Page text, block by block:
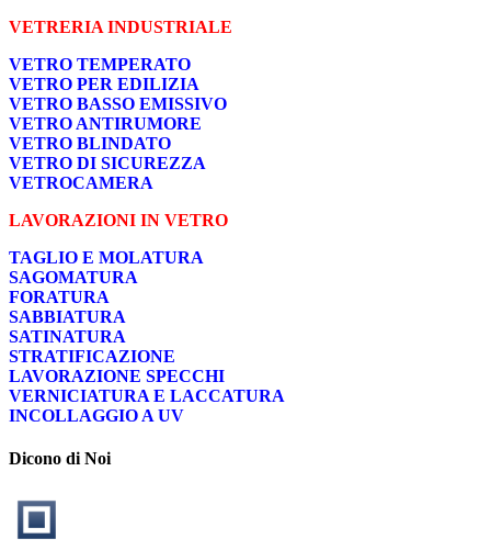
VETRERIA INDUSTRIALE
VETRO TEMPERATO
VETRO PER EDILIZIA
VETRO BASSO EMISSIVO
VETRO ANTIRUMORE
VETRO BLINDATO
VETRO DI SICUREZZA
VETROCAMERA
LAVORAZIONI IN VETRO
TAGLIO E MOLATURA
SAGOMATURA
FORATURA
SABBIATURA
SATINATURA
STRATIFICAZIONE
LAVORAZIONE SPECCHI
VERNICIATURA E LACCATURA
INCOLLAGGIO A UV
Dicono di Noi